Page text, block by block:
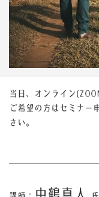
当日、オンライン
ご希望の方はセミナー
さい。
中鶴真人